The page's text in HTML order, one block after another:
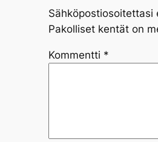
Sähköpostiosoitettasi
Pakolliset kentät on
Kommentti *